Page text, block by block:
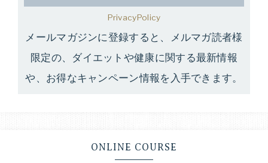
PrivacyPolicy
メールマガジンに登録すると、メルマガ読者様
限定の、ダイエットや健康に関する最新情報
や、お得なキャンペーン情報を入手できます。
ONLINE COURSE